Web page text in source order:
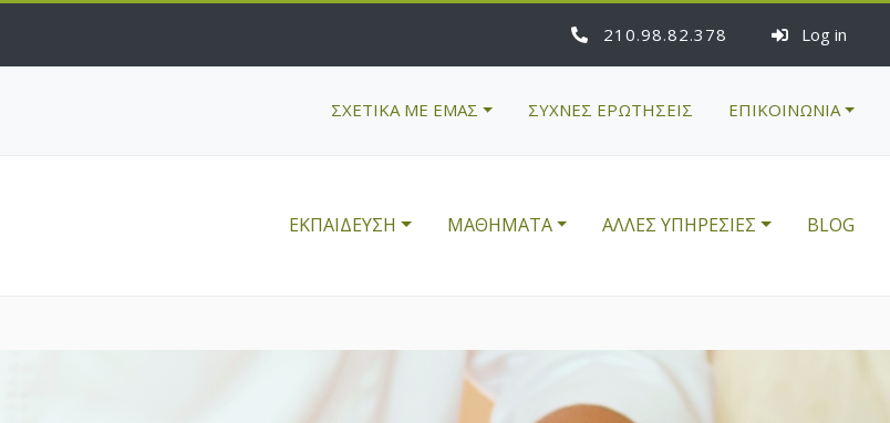
210 98 82 378 Log in
ΣΧΕΤΙΚΑ ΜΕ ΕΜΑΣ ΣΥΧΝΕΣ ΕΡΩΤΗΣΕΙΣ ΕΠΙΚΟΙΝΩΝΙΑ
ΕΚΠΑΙΔΕΥΣΗ ΜΑΘΗΜΑΤΑ ΑΛΛΕΣ ΥΠΗΡΕΣΙΕΣ BLOG